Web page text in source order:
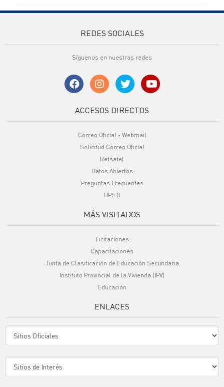
REDES SOCIALES
Síguenos en nuestras redes
ACCESOS DIRECTOS
Correo Oficial - Webmail
Solicitud Correo Oficial
Refsatel
Datos Abiertos
Preguntas Frecuentes
UPSTI
MÁS VISITADOS
Licitaciones
Capacitaciones
Junta de Clasificación de Educación Secundaria
Instituto Provincial de la Vivienda (IPV)
Educación
ENLACES